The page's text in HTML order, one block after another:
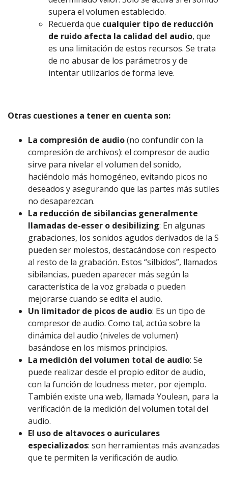
supera el volumen establecido.
Recuerda que cualquier tipo de reducción
de ruido afecta la calidad del audio, que
es una limitación de estos recursos. Se trata
de no abusar de los parámetros y de
intentar utilizarlos de forma leve.
Otras cuestiones a tener en cuenta son:
La compresión de audio(no confundir con la
compresión de archivos): el compresor de audio
sirve para nivelar el volumen del sonido,
haciéndolo más homogéneo, evitando picos no
deseados y asegurando que las partes más sutiles
no desaparezcan.
La reducción de sibilancias generalmente
llamadas de-esser o desibilizing: En algunas
grabaciones, los sonidos agudos derivados de la S
pueden ser molestos, destacándose con respecto
al resto de la grabación. Estos “silbidos”, llamados
sibilancias, pueden aparecer más según la
característica de la voz grabada o pueden
mejorarse cuando se edita el audio.
Un limitador de picos de audio: Es un tipo de
compresor de audio. Como tal, actúa sobre la
dinámica del audio (niveles de volumen)
basándose en los mismos principios.
La medición del volumen total de audio: Se
puede realizar desde el propio editor de audio,
con la función de loudness meter, por ejemplo.
También existe una web, llamada Youlean, para la
verificación de la medición del volumen total del
audio.
El uso de altavoces o auriculares
especializados: son herramientas más avanzadas
que te permiten la verificación de audio.